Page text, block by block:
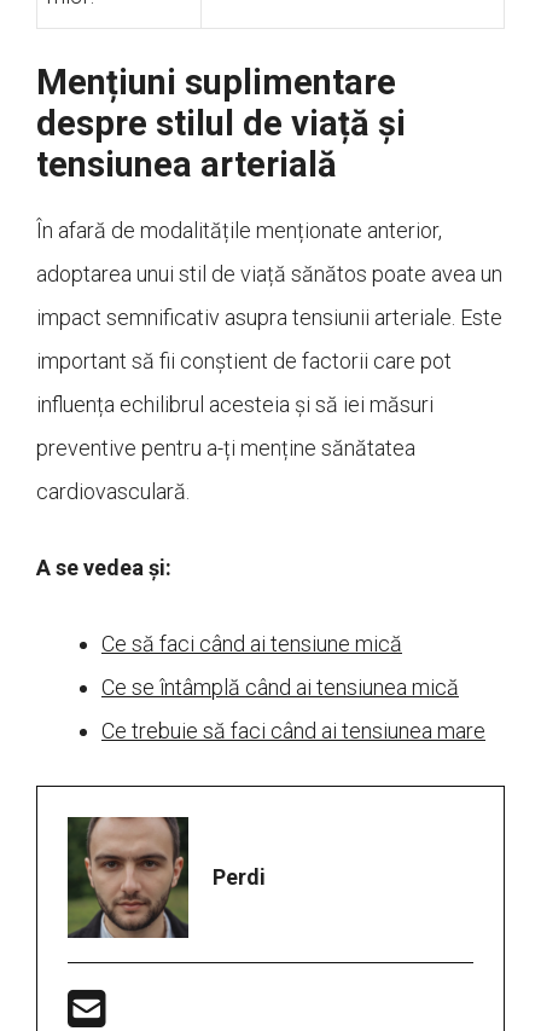
Mențiuni suplimentare
despre stilul de viață și
tensiunea arterială
În afară de modalitățile menționate anterior,
adoptarea unui stil de viață sănătos poate avea un
impact semnificativ asupra tensiunii arteriale. Este
important să fii conștient de factorii care pot
influența echilibrul acesteia și să iei măsuri
preventive pentru a-ți menține sănătatea
cardiovasculară.
A se vedea și:
Ce să faci când ai tensiune mică
Ce se întâmplă când ai tensiunea mică
Ce trebuie să faci când ai tensiunea mare
Perdi